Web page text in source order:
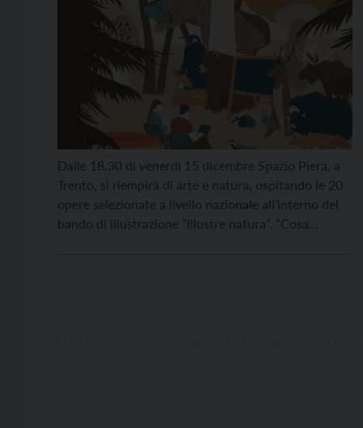
Dalle 18.30 di venerdì 15 dicembre Spazio Piera, a
Trento, si riempirà di arte e natura, ospitando le 20
opere selezionate a livello nazionale all’interno del
bando di illustrazione “Illustre natura”. “Cosa